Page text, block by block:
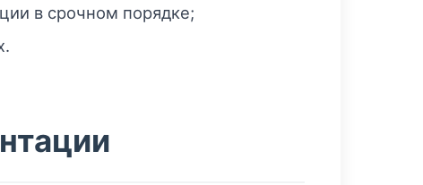
в срочном порядке;